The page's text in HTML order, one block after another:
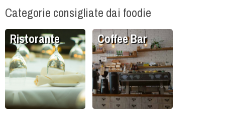
Categorie consigliate dai foodie
Ristorante Coffee Bar